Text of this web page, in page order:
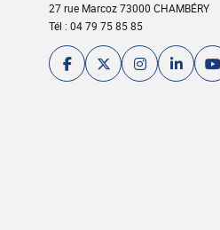
27 rue Marcoz 73000 CHAMBÉRY
Tél : 04 79 75 85 85